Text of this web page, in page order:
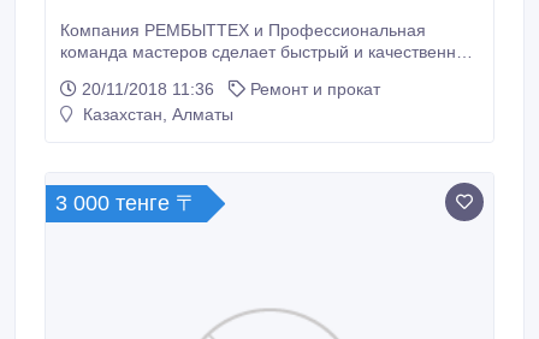
Компания РЕМБЫТТЕХ и Профессиональная
команда мастеров сделает быстрый и качественный
машин и бытовой техники. Выезд диагностика на
месте.Консультация по телефону бесплатно. 80%
20/11/2018 11:36
Ремонт и прокат
Казахстан, Алматы
3 000 тенге 〒